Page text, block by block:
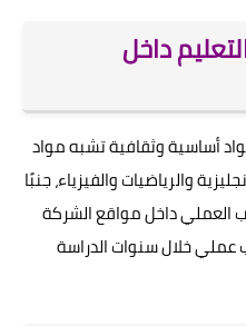
داخل
أساسية وثقافية تشبه مواد
والرياضيات والفيزياء، جنبًا
العملي داخل مواقع الشركة
عملي خلال سنوات الدراسة